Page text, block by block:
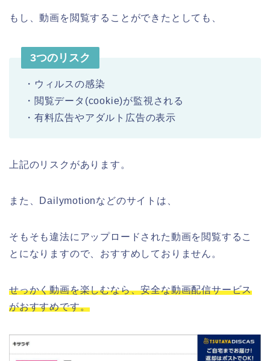
もし、動画を閲覧することができたとしても、
3つのリスク
・ウィルスの感染
・閲覧データ(cookie)が監視される
・有料広告やアダルト広告の表示
上記のリスクがあります。
また、Dailymotionなどのサイトは、
そもそも違法にアップロードされた動画を閲覧するこ
とになりますので、おすすめしておりません。
せっかく動画を楽しむなら、安全な動画配信サービス
がおすすめです。